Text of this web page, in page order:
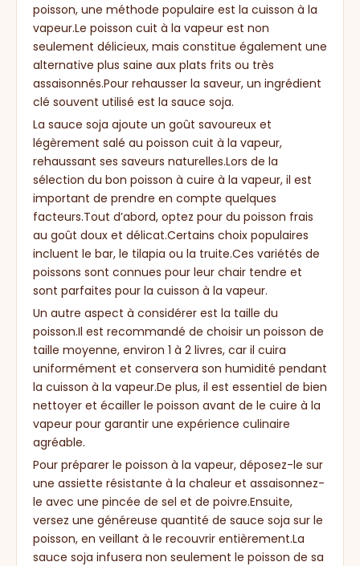
poisson, une méthode populaire est la cuisson à la
vapeur.Le poisson cuit à la vapeur est non
seulement délicieux, mais constitue également une
alternative plus saine aux plats frits ou très
assaisonnés.Pour rehausser la saveur, un ingrédient
clé souvent utilisé est la sauce soja.
La sauce soja ajoute un goût savoureux et
légèrement salé au poisson cuit à la vapeur,
rehaussant ses saveurs naturelles.Lors de la
sélection du bon poisson à cuire à la vapeur, il est
important de prendre en compte quelques
facteurs.Tout d’abord, optez pour du poisson frais
au goût doux et délicat.Certains choix populaires
incluent le bar, le tilapia ou la truite.Ces variétés de
poissons sont connues pour leur chair tendre et
sont parfaites pour la cuisson à la vapeur.
Un autre aspect à considérer est la taille du
poisson.Il est recommandé de choisir un poisson de
taille moyenne, environ 1 à 2 livres, car il cuira
uniformément et conservera son humidité pendant
la cuisson à la vapeur.De plus, il est essentiel de bien
nettoyer et écailler le poisson avant de le cuire à la
vapeur pour garantir une expérience culinaire
agréable.
Pour préparer le poisson à la vapeur, déposez-le sur
une assiette résistante à la chaleur et assaisonnez-
le avec une pincée de sel et de poivre.Ensuite,
versez une généreuse quantité de sauce soja sur le
poisson, en veillant à le recouvrir entièrement.La
sauce soja infusera non seulement le poisson de sa